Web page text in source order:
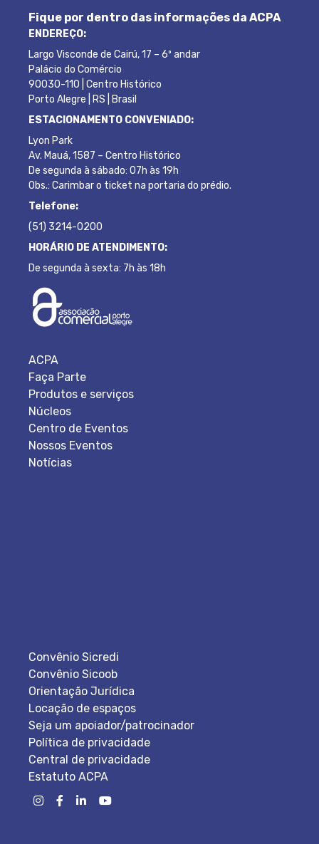
Fique por dentro das informações da ACPA
ENDEREÇO:
Largo Visconde de Cairú, 17 – 6º andar
Palácio do Comércio
90030-110 | Centro Histórico
Porto Alegre | RS | Brasil
ESTACIONAMENTO CONVENIADO:
Lyon Park
Av. Mauá, 1587 – Centro Histórico
De segunda à sábado: 07h às 19h
Obs.: Carimbar o ticket na portaria do prédio.
Telefone:
(51) 3214-0200
HORÁRIO DE ATENDIMENTO:
De segunda à sexta: 7h às 18h
ACPA
Faça Parte
Produtos e serviços
Núcleos
Centro de Eventos
Nossos Eventos
Notícias
Convênio Sicredi
Convênio Sicoob
Orientação Jurídica
Locação de espaços
Seja um apoiador/patrocinador
Política de privacidade
Central de privacidade
Estatuto ACPA